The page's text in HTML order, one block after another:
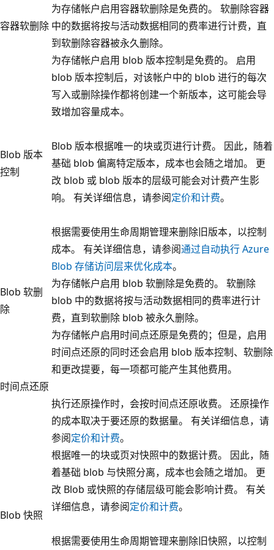
容器软删除
为存储帐户启用容器软删除是免费的。 软删除容器
中的数据将按与活动数据相同的费率进行计费，直
到软删除容器被永久删除。
Blob 版本
控制
为存储帐户启用 blob 版本控制是免费的。 启用
blob 版本控制后，对该帐户中的 blob 进行的每次
写入或删除操作都将创建一个新版本，这可能会导
致增加容量成本。
Blob 版本根据唯一的块或页进行计费。 因此，随着
基础 blob 偏离特定版本，成本也会随之增加。 更
改 blob 或 blob 版本的层级可能会对计费产生影
响。 有关详细信息，请参阅定价和计费。
根据需要使用生命周期管理来删除旧版本，以控制
成本。 有关详细信息，请参阅通过自动执行 Azure
Blob 存储访问层来优化成本。
Blob 软删
除
为存储帐户启用 blob 软删除是免费的。 软删除
blob 中的数据将按与活动数据相同的费率进行计
费，直到软删除 blob 被永久删除。
时间点还原
为存储帐户启用时间点还原是免费的；但是，启用
时间点还原的同时还会启用 blob 版本控制、软删除
和更改提要，每一项都可能产生其他费用。
执行还原操作时，会按时间点还原收费。 还原操作
的成本取决于要还原的数据量。 有关详细信息，请
参阅定价和计费。
Blob 快照
根据唯一的块或页对快照中的数据计费。 因此，随
着基础 blob 与快照分离，成本也会随之增加。 更
改 Blob 或快照的存储层级可能会影响计费。 有关
详细信息，请参阅定价和计费。
根据需要使用生命周期管理来删除旧快照，以控制